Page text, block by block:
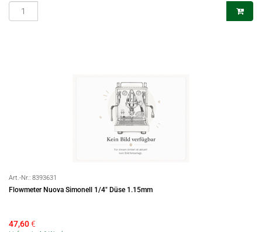
Art.-Nr.: 8393631
Flowmeter Nuova Simonell 1/4" Düse 1.15mm
47,60€